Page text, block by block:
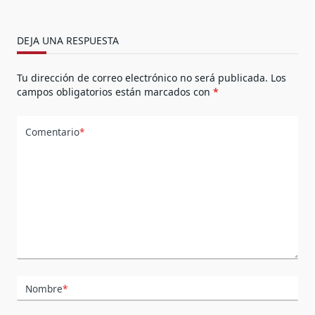
DEJA UNA RESPUESTA
Tu dirección de correo electrónico no será publicada. Los
campos obligatorios están marcados con *
Comentario*
Nombre*